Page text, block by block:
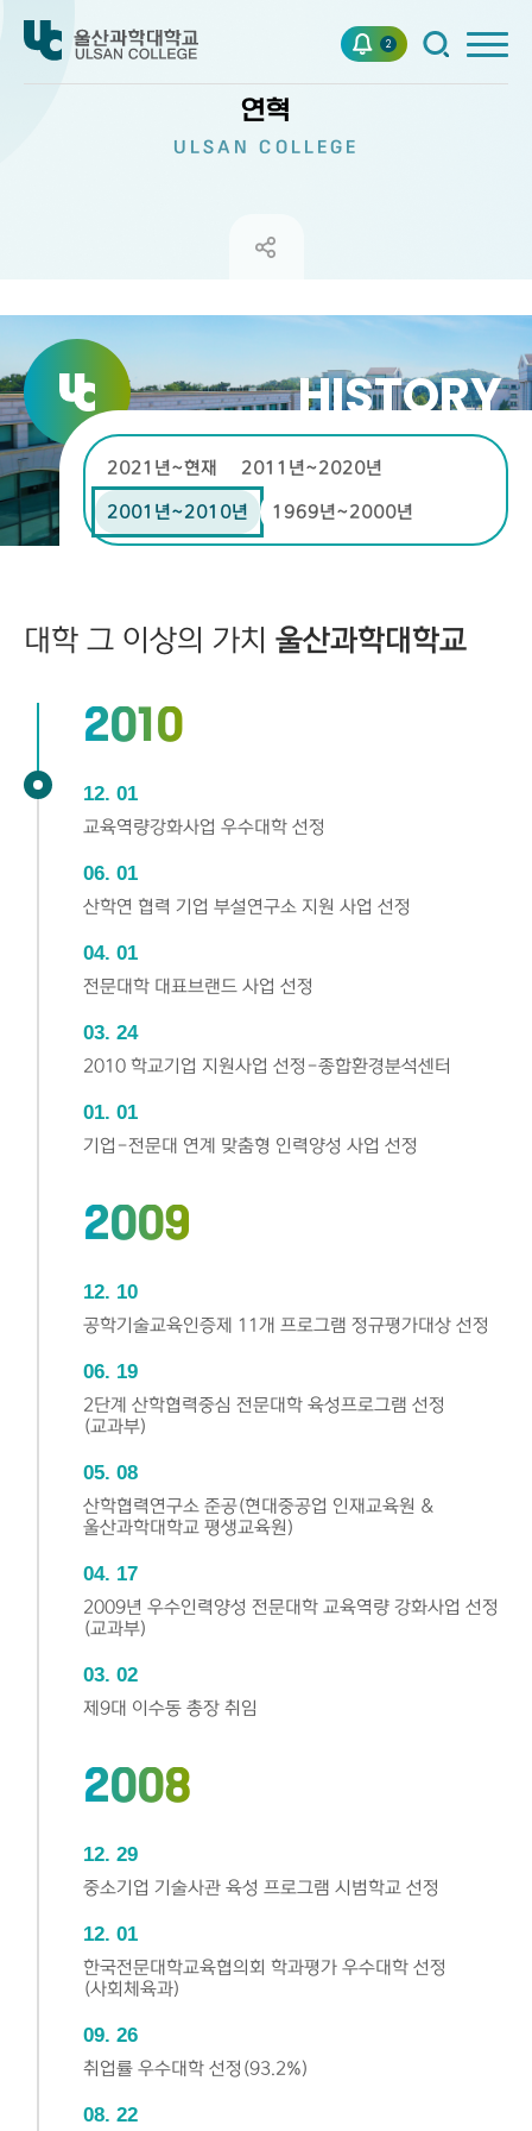
2
연혁
ULSAN COLLEGE
HISTORY
2021년~현재 2011년~2020년
2001년~2010년 1969년~2000년
대학 그 이상의 가치 울산과학대학교
2010
12 01
교육역량강화사업 우수대학 선정
06 01
산학연 협력 기업 부설연구소 지원 사업 선정
04 01
전문대학 대표브랜드 사업 선정
03 24
2010 학교기업 지원사업 선정-종합환경분석센터
01 01
기업-전문대 연계 맞춤형 인력양성 사업 선정
2009
12 10
공학기술교육인증제 11개 프로그램 정규평가대상 선정
06 19
2단계 산학협력중심 전문대학 육성프로그램 선정
(교과부)
05 08
산학협력연구소 준공(현대중공업 인재교육원 &
울산과학대학교 평생교육원)
04 17
2009년 우수인력양성 전문대학 교육역량 강화사업 선정
(교과부)
03 02
제9대 이수동 총장 취임
2008
12 29
중소기업 기술사관 육성 프로그램 시범학교 선정
12 01
한국전문대학교육협의회 학과평가 우수대학 선정
(사회체육과)
09 26
취업률 우수대학 선정(93.2%)
08 22